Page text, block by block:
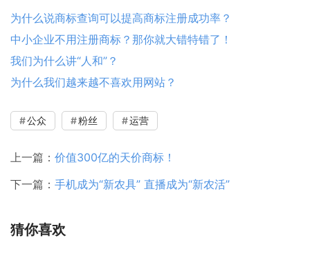
为什么说商标查询可以提高商标注册成功率？
中小企业不用注册商标？那你就大错特错了！
我们为什么讲“人和”？
为什么我们越来越不喜欢用网站？
公众 粉丝 运营
上一篇： 价值300亿的天价商标！
下一篇： 手机成为“新农具” 直播成为“新农活”
猜你喜欢